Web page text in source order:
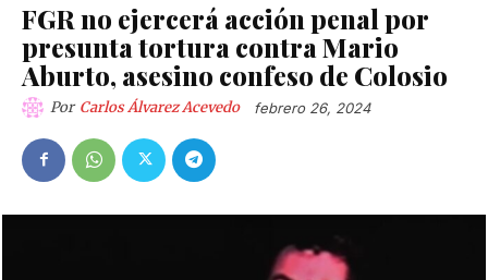
FGR no ejercerá acción penal por
presunta tortura contra Mario
Aburto, asesino confeso de Colosio
Por Carlos Álvarez Acevedo febrero 26, 2024